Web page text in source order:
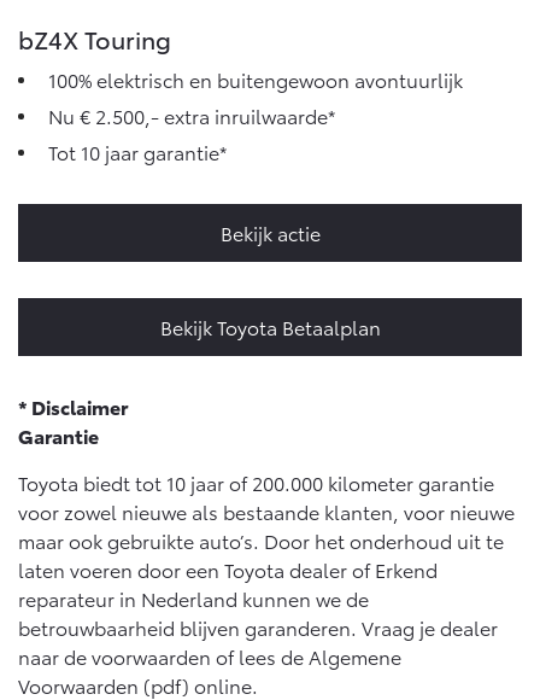
bZ4X Touring
100% elektrisch en buitengewoon avontuurlijk
Nu € 2.500,- extra inruilwaarde*
Tot 10 jaar garantie*
Bekijk actie
Bekijk Toyota Betaalplan
* Disclaimer
Garantie
Toyota biedt tot 10 jaar of 200.000 kilometer garantie
voor zowel nieuwe als bestaande klanten, voor nieuwe
maar ook gebruikte auto’s. Door het onderhoud uit te
laten voeren door een Toyota dealer of Erkend
reparateur in Nederland kunnen we de
betrouwbaarheid blijven garanderen. Vraag je dealer
naar de voorwaarden of lees de Algemene
Voorwaarden (pdf) online.